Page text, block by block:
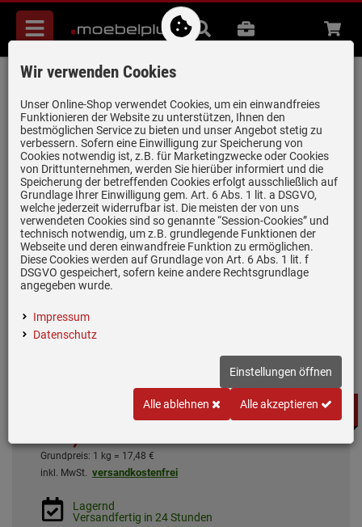
Menü
Suche
B2B Beratung
Berbel 1090065 Pro Aktiv Nachfüllpack
Aktivkohle
Artikel-Nummer:19973360 | Herstellernummer: 1090065 |
EAN:4060854209864
Einloggen und Bewertung schreiben
Gewicht: 4 kg
69,90 €
Grundpreis: 1 kg = 17,48 €
inkl. MwSt. versandkostenfrei
Lagernd
Versandfertig in 24 Stunden
BEST
Wir verwenden Cookies
Unser Online-Shop verwendet Cookies, um ein einwandfreies
Funktionieren der Website zu unterstützen, Ihnen den
bestmöglichen Service zu bieten und unser Angebot stetig zu
verbessern. Sofern eine Einwilligung zur Speicherung von
Cookies notwendig ist, z.B. für Marketingzwecke oder Cookies
von Drittunternehmen, werden Sie hierüber informiert und die
Speicherung der betreffenden Cookies erfolgt ausschließlich auf
Grundlage Ihrer Einwilligung gem. Art. 6 Abs. 1 lit. a DSGVO,
welche jederzeit widerrufbar ist. Die meisten der von uns
verwendeten Cookies sind so genannte “Session-Cookies” und
technisch notwendig, um z.B. grundlegende Funktionen der
Webseite und deren einwandfreie Funktion zu ermöglichen.
Diese Cookies werden auf Grundlage von Art. 6 Abs. 1 lit. f
DSGVO gespeichert, sofern keine andere Rechtsgrundlage
angegeben wurde.
Impressum
Datenschutz
Einstellungen öffnen
Alle ablehnen Alle akzeptieren